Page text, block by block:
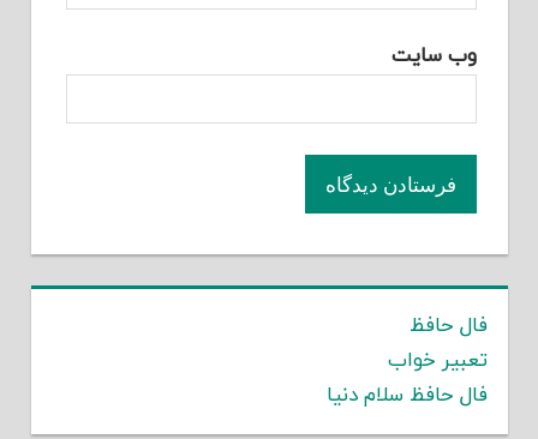
وب‌ سایت
فال حافظ
تعبیر خواب
فال حافظ سلام دنیا